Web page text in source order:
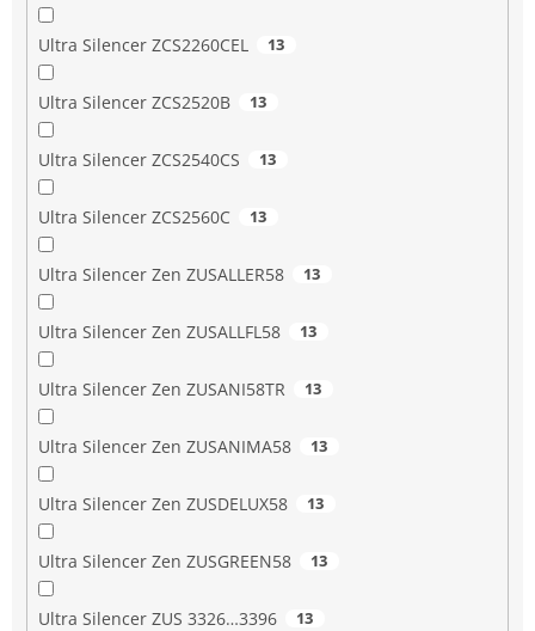
Ultra Silencer ZCS2260CEL 13
Ultra Silencer ZCS2520B 13
Ultra Silencer ZCS2540CS 13
Ultra Silencer ZCS2560C 13
Ultra Silencer Zen ZUSALLER58 13
Ultra Silencer Zen ZUSALLFL58 13
Ultra Silencer Zen ZUSANI58TR 13
Ultra Silencer Zen ZUSANIMA58 13
Ultra Silencer Zen ZUSDELUX58 13
Ultra Silencer Zen ZUSGREEN58 13
Ultra Silencer ZUS 3326…3396 13